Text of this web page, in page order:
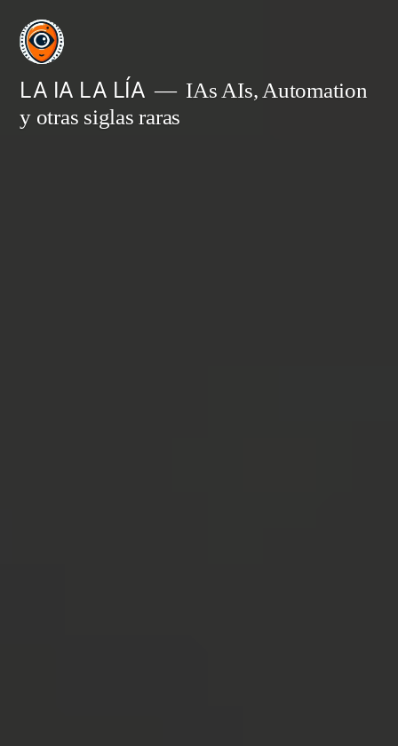
Saltar
contenido
LA IA LA LÍA
IAs AIs, Automation
y otras siglas raras